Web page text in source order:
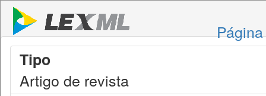
Tipo
Artigo de revista